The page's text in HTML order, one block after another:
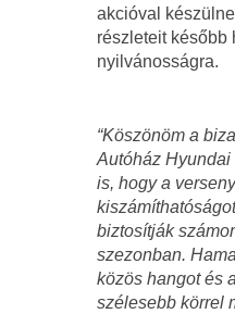
akcióval
részleteit később
nyilvánosságra.
“Köszönöm a
Autóház
is, hogy a
biztosítják
szezonban.
közös hangot és
szélesebb körrel